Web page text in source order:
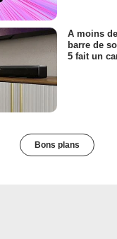
A moins
barre de
5 fait un
Bons plans